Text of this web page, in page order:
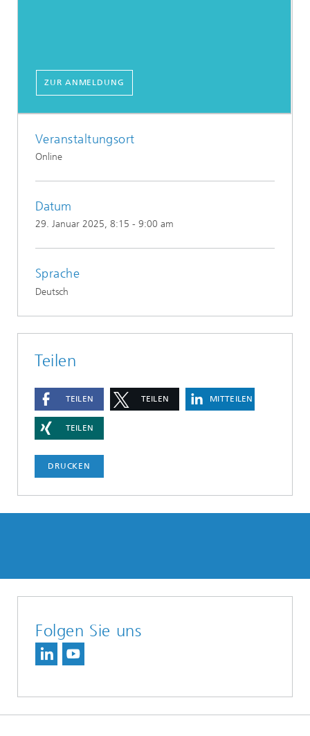
ZUR ANMELDUNG
Veranstaltungsort
Online
Datum
29. Januar 2025, 8:15 - 9:00 am
Sprache
Deutsch
Teilen
TEILEN TEILEN MITTEILEN
TEILEN
DRUCKEN
Folgen Sie uns